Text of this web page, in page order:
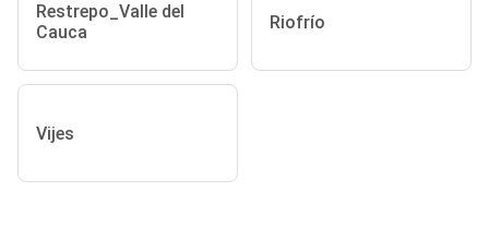
Restrepo_Valle del
Cauca
Riofrío
Vijes